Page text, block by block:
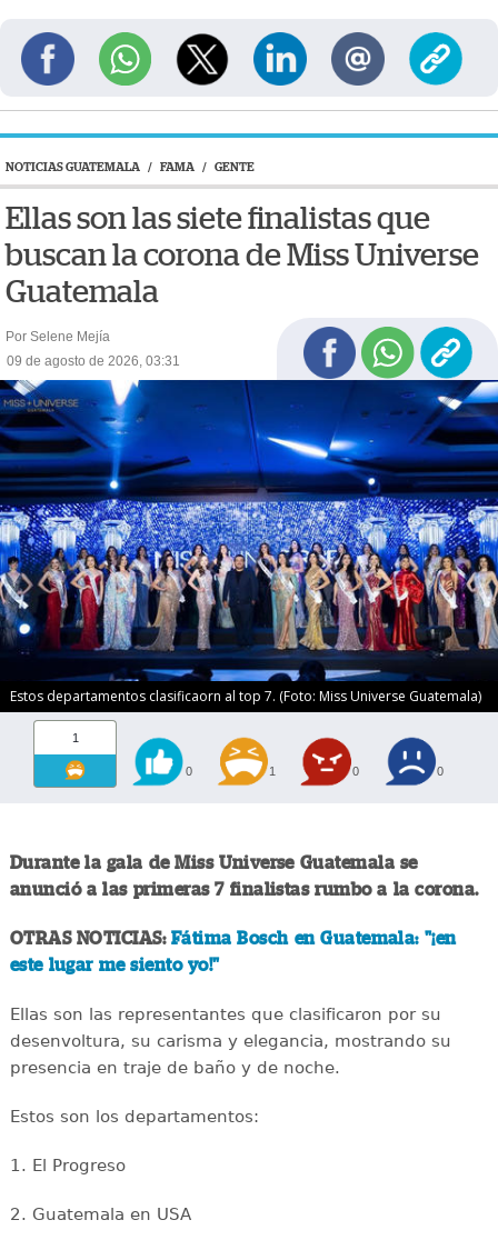
NOTICIAS GUATEMALA / FAMA / GENTE
Ellas son las siete finalistas que
buscan la corona de Miss Universe
Guatemala
Por Selene Mejía
09 de agosto de 2026, 03:31
Estos departamentos clasificaorn al top 7. (Foto: Miss Universe Guatemala)
1
0 1 0 0
Durante la gala de Miss Universe Guatemala se
anunció a las primeras 7 finalistas rumbo a la corona.
OTRAS NOTICIAS: Fátima Bosch en Guatemala: "¡en
este lugar me siento yo!"
Ellas son las representantes que clasificaron por su
desenvoltura, su carisma y elegancia, mostrando su
presencia en traje de baño y de noche.
Estos son los departamentos:
1. El Progreso
2. Guatemala en USA